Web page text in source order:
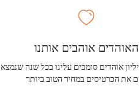
האוהדים אוהבים אותנו
2.5 מיליון אוהדים סומכים עלינו בכל שנה שנמצא
את הכרטיסים במחיר הטוב ביותר